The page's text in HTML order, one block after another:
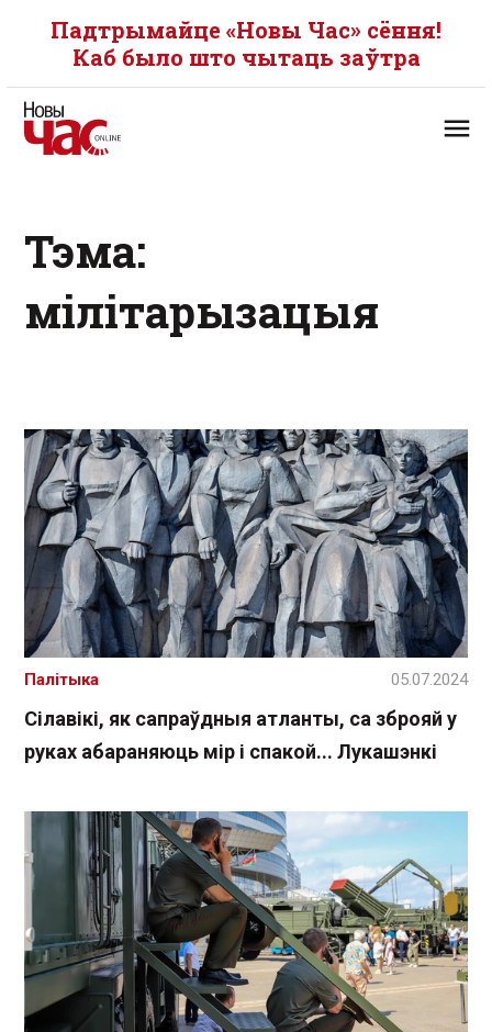
Падтрымайце «Новы Час» сёння!
Каб было што чытаць заўтра
Тэма:
мілітарызацыя
Сілавікі, як сапраўдныя атланты, са зброяй у
руках абараняюць мір і спакой... Лукашэнкі
Палітыка 05.07.2024